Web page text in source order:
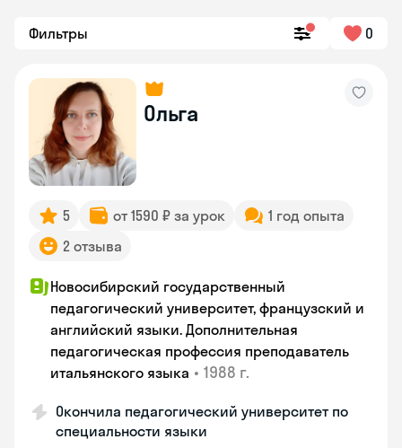
Фильтры 0
Ольга
5 от 1590 ₽ за урок
1 год опыта
2 отзыва
Новосибирский государственный
педагогический университет, французский и
английский языки. Дополнительная
педагогическая профессия преподаватель
итальянского языка • 1988 г.
Окончила педагогический университет по
специальности языки